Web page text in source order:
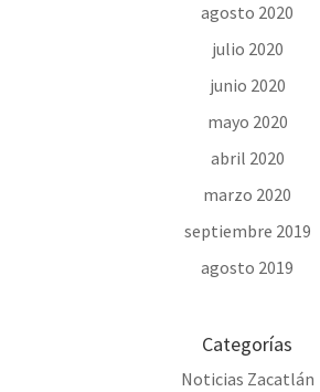
agosto 2020
julio 2020
junio 2020
mayo 2020
abril 2020
marzo 2020
septiembre 2019
agosto 2019
Categorías
Noticias Zacatlán